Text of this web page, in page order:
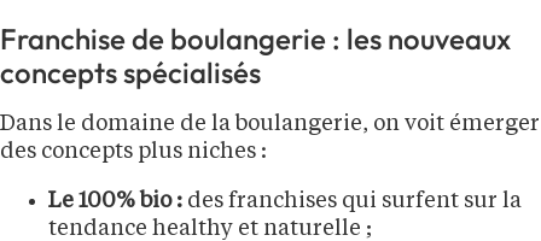
Franchise de boulangerie : les nouveaux
concepts spécialisés
Dans le domaine de la boulangerie, on voit émerger
des concepts plus niches :
Le 100% bio : des franchises qui surfent sur la
tendance healthy et naturelle ;